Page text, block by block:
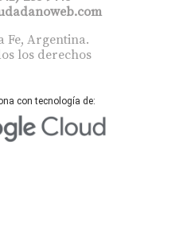
Fe, Argentina.
los derechos
con tecnología de: